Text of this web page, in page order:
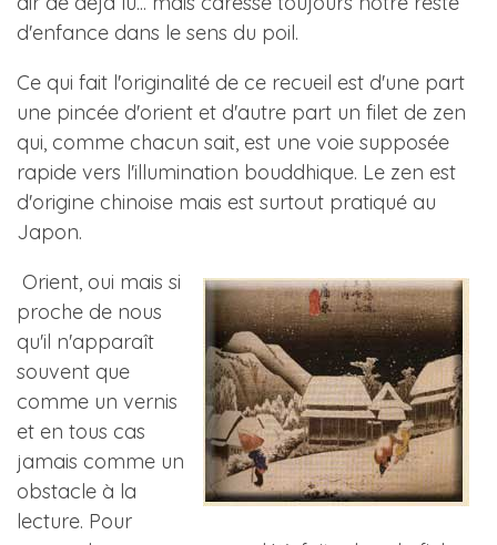
d'enfance dans le sens du poil.
Ce qui fait l'originalité de ce recueil est d'une part
une pincée d'orient et d'autre part un filet de zen
qui, comme chacun sait, est une voie supposée
rapide vers l'illumination bouddhique. Le zen est
d'origine chinoise mais est surtout pratiqué au
Japon.
Orient, oui mais si
proche de nous
qu'il n'apparaît
souvent que
comme un vernis
et en tous cas
jamais comme un
obstacle à la
lecture. Pour